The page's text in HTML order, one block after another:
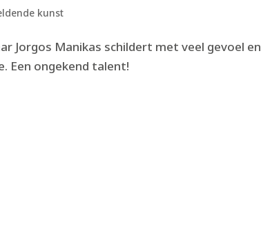
kunst
Jorgos Manikas schildert met veel gevoel en
Een ongekend talent!